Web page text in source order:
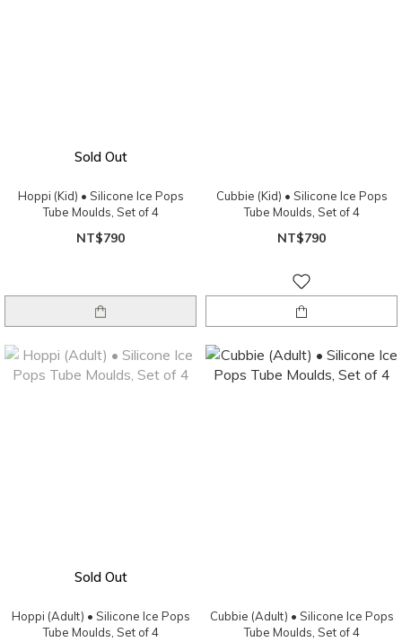
Sold Out
Hoppi (Kid) • Silicone Ice Pops
Tube Moulds, Set of 4
NT$790
Cubbie (Kid) • Silicone Ice Pops
Tube Moulds, Set of 4
NT$790
Sold Out
Hoppi (Adult) • Silicone Ice Pops
Tube Moulds, Set of 4
Cubbie (Adult) • Silicone Ice Pops
Tube Moulds, Set of 4